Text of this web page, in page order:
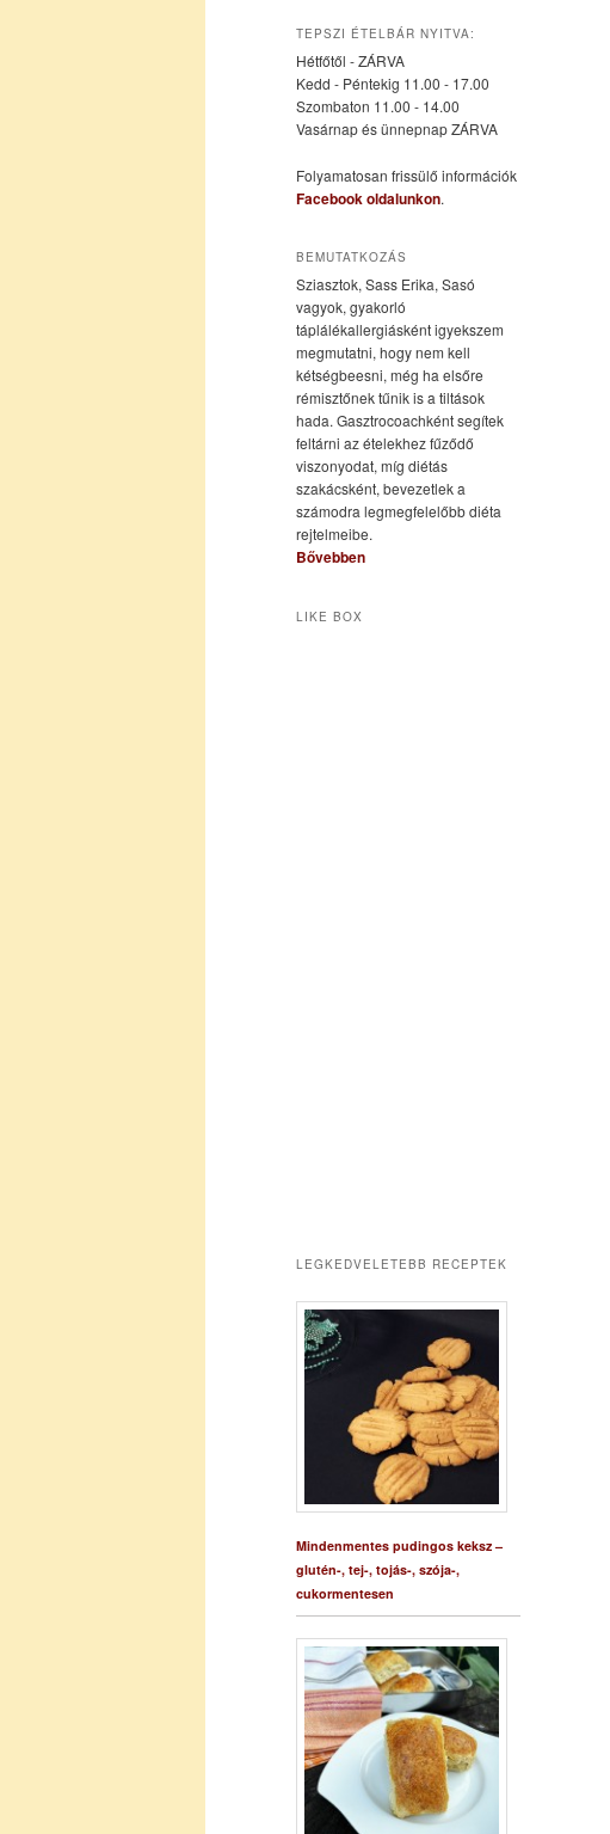
elsődleges
tartalomra
másodlagos
tartalomra
TEPSZI ÉTELBÁR NYITVA:
Hétfőtől - ZÁRVA
Kedd - Péntekig 11.00 - 17.00
Szombaton 11.00 - 14.00
Vasárnap és ünnepnap ZÁRVA
Folyamatosan frissülő információk
Facebook oldalunkon.
BEMUTATKOZÁS
Sziasztok, Sass Erika, Sasó
vagyok, gyakorló
táplálékallergiásként igyekszem
megmutatni, hogy nem kell
kétségbeesni, még ha elsőre
rémisztőnek tűnik is a tiltások
hada. Gasztrocoachként segítek
feltárni az ételekhez fűződő
viszonyodat, míg diétás
szakácsként, bevezetlek a
számodra legmegfelelőbb diéta
rejtelmeibe.
Bővebben
LIKE BOX
LEGKEDVELETEBB RECEPTEK
Mindenmentes pudingos keksz –
glutén-, tej-, tojás-, szója-,
cukormentesen